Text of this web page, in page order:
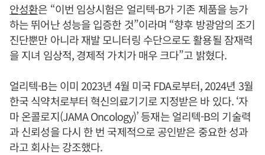
안성환은 “이번 임상시험은 얼리텍-B가 기존 제품을 능가
하는 뛰어난 성능을 입증한 것”이라며 “향후 방광암의 조기
진단뿐만 아니라 재발 모니터링 수단으로도 활용될 잠재력
을 지녀 임상적, 경제적 가치가 매우 크다”고 밝혔다.
얼리텍-B는 이미 2023년 4월 미국 FDA로부터, 2024년 3월
한국 식약처로부터 혁신의료기기로 지정받은 바 있다. ‘자
마 온콜로지(JAMA Oncology)’ 등재는 얼리텍-B의 기술력
과 신뢰성을 다시 한 번 국제적으로 공인받은 중요한 성과
라고 회사는 강조했다.